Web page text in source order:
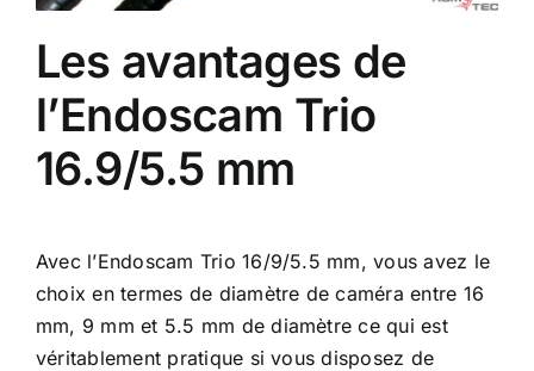
Les avantages de
l’Endoscam Trio
16.9/5.5 mm
Avec l’Endoscam Trio 16/9/5.5 mm, vous avez le
choix en termes de diamètre de caméra entre 16
mm, 9 mm et 5.5 mm de diamètre ce qui est
véritablement pratique si vous disposez de